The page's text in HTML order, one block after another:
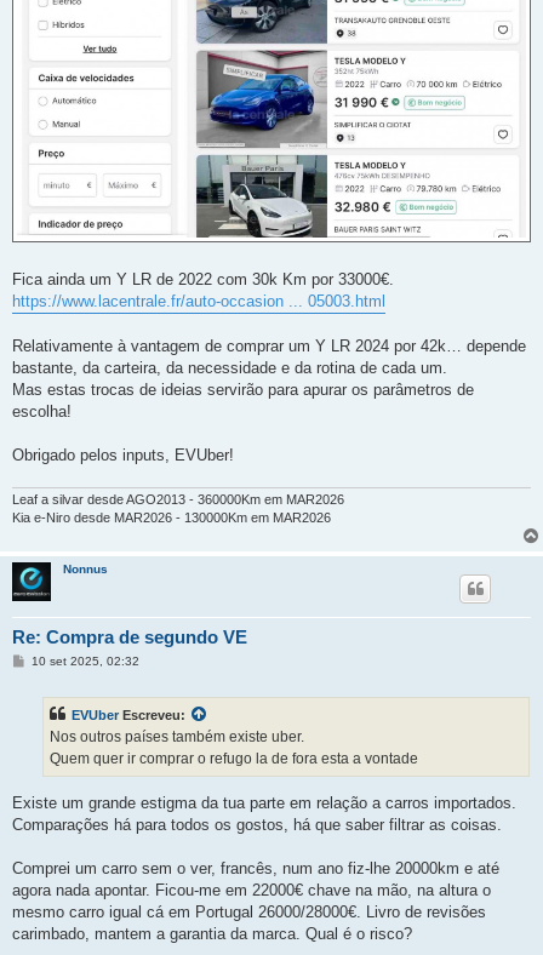
Fica ainda um Y LR de 2022 com 30k Km por 33000€.
https://www.lacentrale.fr/auto-occasion ... 05003.html
Relativamente à vantagem de comprar um Y LR 2024 por 42k… depende
bastante, da carteira, da necessidade e da rotina de cada um.
Mas estas trocas de ideias servirão para apurar os parâmetros de
escolha!
Obrigado pelos inputs, EVUber!
Leaf a silvar desde AGO2013 - 360000Km em MAR2026
Kia e-Niro desde MAR2026 - 130000Km em MAR2026
Nonnus
Re: Compra de segundo VE
M10 set 2025, 02:32
EVUber Escreveu:
Nos outros países também existe uber.
Quem quer ir comprar o refugo la de fora esta a vontade
Existe um grande estigma da tua parte em relação a carros importados.
Comparações há para todos os gostos, há que saber filtrar as coisas.
Comprei um carro sem o ver, francês, num ano fiz-lhe 20000km e até
agora nada apontar. Ficou-me em 22000€ chave na mão, na altura o
mesmo carro igual cá em Portugal 26000/28000€. Livro de revisões
carimbado, mantem a garantia da marca. Qual é o risco?